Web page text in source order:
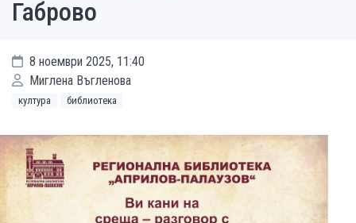
Габрово
8 ноември 2025, 11:40
Миглена Въгленова
култура библиотека